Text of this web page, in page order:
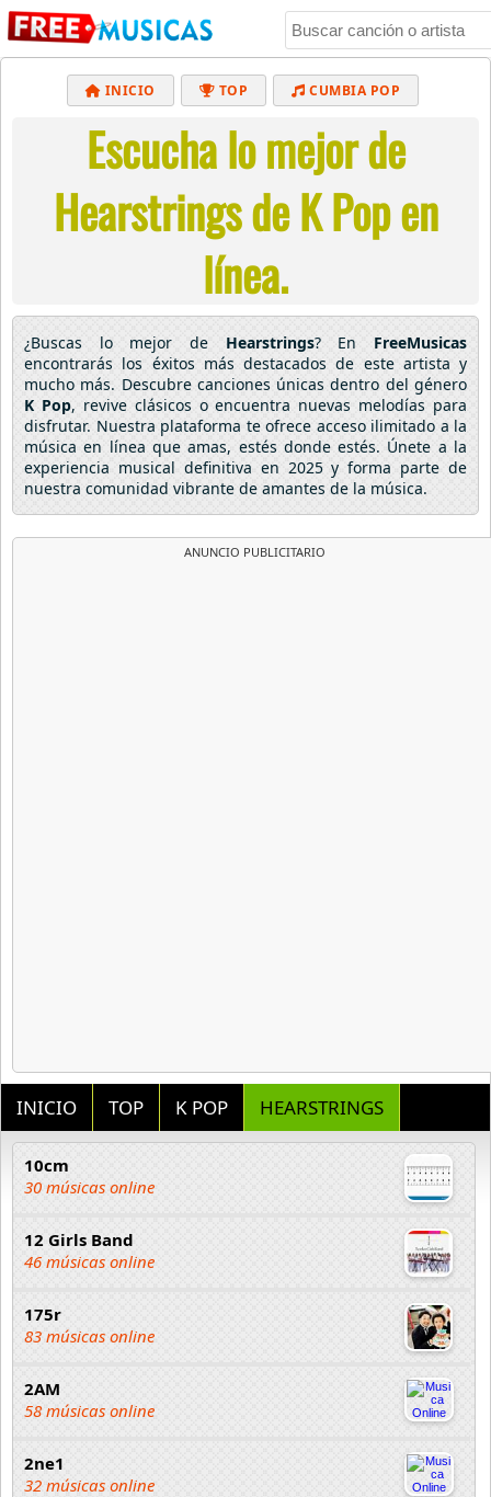
INICIO TOP CUMBIA POP
BACHATA POP MUSICA CRISTIANA
REGGAETON BALADAS ALTERNATIVO
ELECTRÓNICA CUMBIAS
Escucha lo mejor de
Hearstrings de K Pop en
línea.
¿Buscas lo mejor de Hearstrings? En FreeMusicas
encontrarás los éxitos más destacados de este artista y
mucho más. Descubre canciones únicas dentro del género
K Pop, revive clásicos o encuentra nuevas melodías para
disfrutar. Nuestra plataforma te ofrece acceso ilimitado a la
música en línea que amas, estés donde estés. Únete a la
experiencia musical definitiva en 2025 y forma parte de
nuestra comunidad vibrante de amantes de la música.
ANUNCIO PUBLICITARIO
INICIO TOP K POP HEARSTRINGS
10cm
30 músicas online
12 Girls Band
46 músicas online
175r
83 músicas online
2AM
58 músicas online
2ne1
32 músicas online